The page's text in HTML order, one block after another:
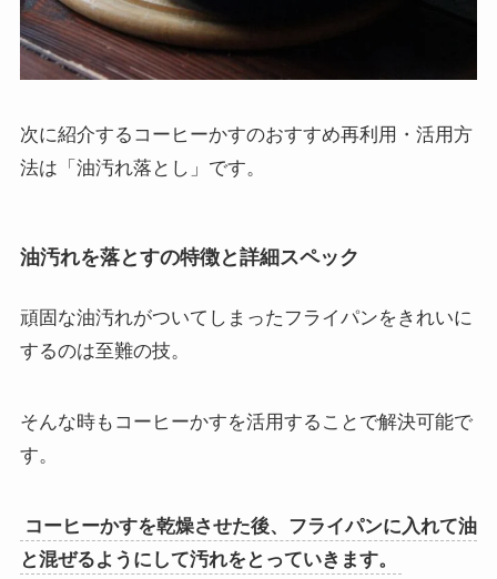
次に紹介するコーヒーかすのおすすめ再利用・活用方
法は「油汚れ落とし」です。
油汚れを落とすの特徴と詳細スペック
頑固な油汚れがついてしまったフライパンをきれいに
するのは至難の技。
そんな時もコーヒーかすを活用することで解決可能で
す。
コーヒーかすを乾燥させた後、フライパンに入れて油
と混ぜるようにして汚れをとっていきます。